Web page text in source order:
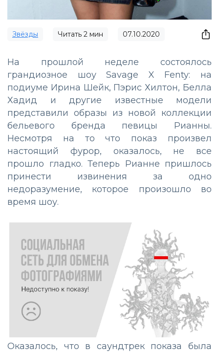
Звёзды Читать 2 мин 07.10.2020
На прошлой неделе состоялось
грандиозное шоу Savage X Fenty: на
подиуме Ирина Шейк, Пэрис Хилтон, Белла
Хадид и другие известные модели
представили образы из новой коллекции
бельевого бренда певицы Рианны.
Несмотря на то что показ произвел
настоящий фурор, оказалось, не все
прошло гладко. Теперь Рианне пришлось
принести извинения за одно
недоразумение, которое произошло во
время шоу.
Оказалось, что в саундтрек показа была